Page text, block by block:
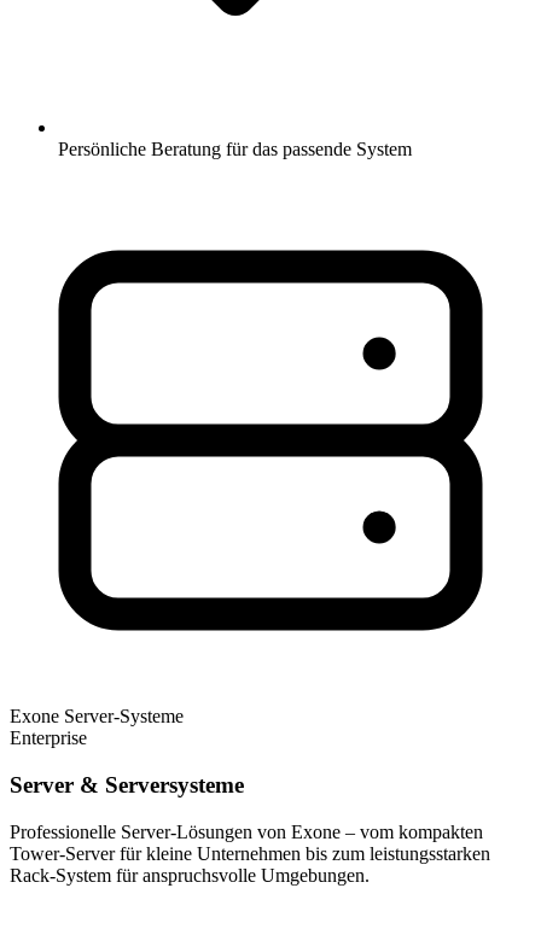
Persönliche Beratung für das passende System
Exone Server-Systeme
Enterprise
Server & Serversysteme
Professionelle Server-Lösungen von Exone – vom kompakten
Tower-Server für kleine Unternehmen bis zum leistungsstarken
Rack-System für anspruchsvolle Umgebungen.